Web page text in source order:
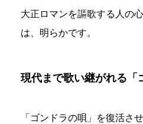
大正ロマンを謳歌する人の
は、明らかです。
現代まで歌い継がれる「
「ゴンドラの唄」を復活さ